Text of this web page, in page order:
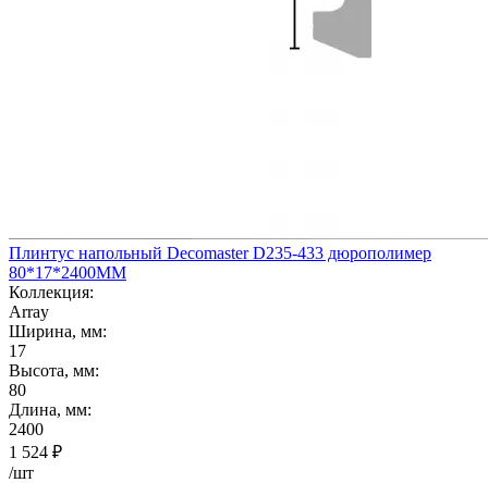
Плинтус напольный Decomaster D235-433 дюрополимер
80*17*2400ММ
Коллекция:
Array
Ширина, мм:
17
Высота, мм:
80
Длина, мм:
2400
1 524 ₽
/шт